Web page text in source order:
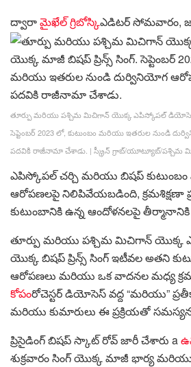
ద్వారామైఖేల్ గ్రిబోస్కిఎడిటర్సోమవారం,
తూర్పు మరియు పశ్చిమ మిచిగాన్ యొక్క ఎపిస్కోపల్
సెప్టెంబర్ 2023 లో, కుటుంబం మరియు ఇతరుల నుండి
పదవికి రాజీనామా చేశాడు. | స్క్రీన్ గ్రాబ్/యూట్యూబ్/
ఎపిస్కోపల్ చర్చి మరియు బిషప్
ఆరోపణలపై నిలిపివేయబడింది, క్రమశిక్షణా
కుటుంబానికి ఉన్న ఆందోళనలపై తీర్మానానికి
తూర్పు మరియు పశ్చిమ మిచిగాన్
యొక్క బిషప్ ప్రిన్స్ సింగ్ ఇటీవల అతని
ఆరోపణలు మరియు ఒక వాదనల మధ్య
కోపంరోచెస్టర్ డియోసెస్ వద్ద “మరియు”
మరియు కుమారులు ఈ ప్రక్రియతో
ప్రిసైడింగ్ బిషప్ స్కాట్ రోవ్ జారీ చేశారు a
శుక్రవారం సింగ్ యొక్క మాజీ భార్య